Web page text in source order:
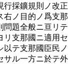
行採󠄁鑛規則ノ改正
右ノ目的ノ爲支那
問題全般ニ亘リテ
リ支那國ニ適󠄁用セ
以テ支那國臣民ノ
サル一方ニ於テ外